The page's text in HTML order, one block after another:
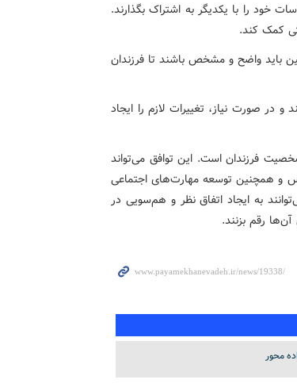
خود را با یکدیگر به اشتراک بگذارند.
کمک کند.
باید واضح و مشخص باشند تا فرزندان
در صورت نیاز، تغییرات لازم را ایجاد
فرزندان است. این توافق می‌تواند
و همچنین توسعه مهارت‌های اجتماعی
به ایجاد اتفاق نظر و هم‌سویی در
رقم بزنند.
محور